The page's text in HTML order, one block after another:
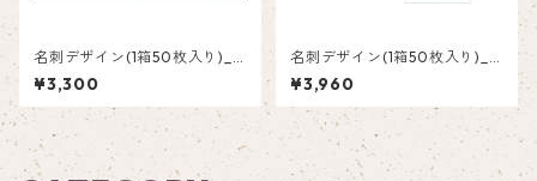
名刺デザイン(1箱50枚入り)_
ピンク_P001
¥3,300
名刺デザイン(1箱50枚入り)_
トランプ_TRB002
¥3,960